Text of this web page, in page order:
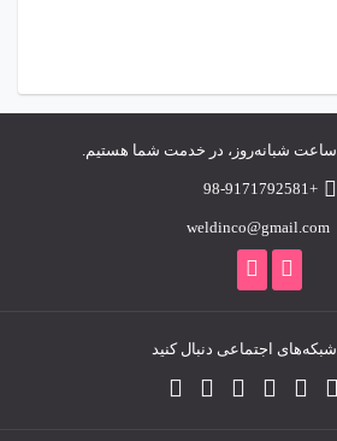
+98-9171792581
weldinco@gmail.com
شبکه‌های اجتماعی دنبال کنید